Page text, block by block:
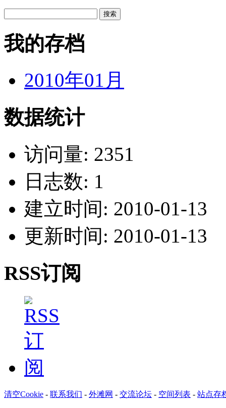
我的存档
2010年01月
数据统计
访问量: 2351
日志数: 1
建立时间: 2010-01-13
更新时间: 2010-01-13
RSS订阅
清空Cookie - 联系我们 - 外滩网 - 交流论坛 - 空间列表 - 站点存